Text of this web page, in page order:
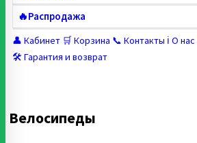
🔥Распродажа
👤 Кабинет 🛒 Корзина 📞 Контакты ℹ️ О нас
🛠️ Гарантия и возврат
Велосипеды